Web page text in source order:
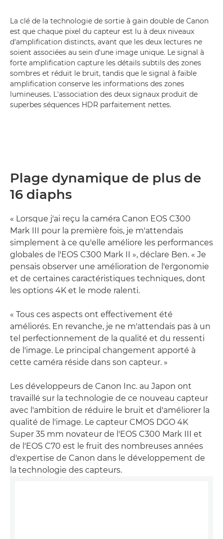
La clé de la technologie de sortie à gain double de Canon
est que chaque pixel du capteur est lu à deux niveaux
d'amplification distincts, avant que les deux lectures ne
soient associées au sein d'une image unique. Le signal à
forte amplification capture les détails subtils des zones
sombres et réduit le bruit, tandis que le signal à faible
amplification conserve les informations des zones
lumineuses. L'association des deux signaux produit de
superbes séquences HDR parfaitement nettes.
Plage dynamique de plus de
16 diaphs
« Lorsque j'ai reçu la caméra Canon EOS C300
Mark III pour la première fois, je m'attendais
simplement à ce qu'elle améliore les performances
globales de l'EOS C300 Mark II », déclare Ben. « Je
pensais observer une amélioration de l'ergonomie
et de certaines caractéristiques techniques, dont
les options 4K et le mode ralenti.
« Tous ces aspects ont effectivement été
améliorés. En revanche, je ne m'attendais pas à un
tel perfectionnement de la qualité et du ressenti
de l'image. Le principal changement apporté à
cette caméra réside dans son capteur. »
Les développeurs de Canon Inc. au Japon ont
travaillé sur la technologie de ce nouveau capteur
avec l'ambition de réduire le bruit et d'améliorer la
qualité de l'image. Le capteur CMOS DGO 4K
Super 35 mm novateur de l'EOS C300 Mark III et
de l'EOS C70 est le fruit des nombreuses années
d'expertise de Canon dans le développement de
la technologie des capteurs.